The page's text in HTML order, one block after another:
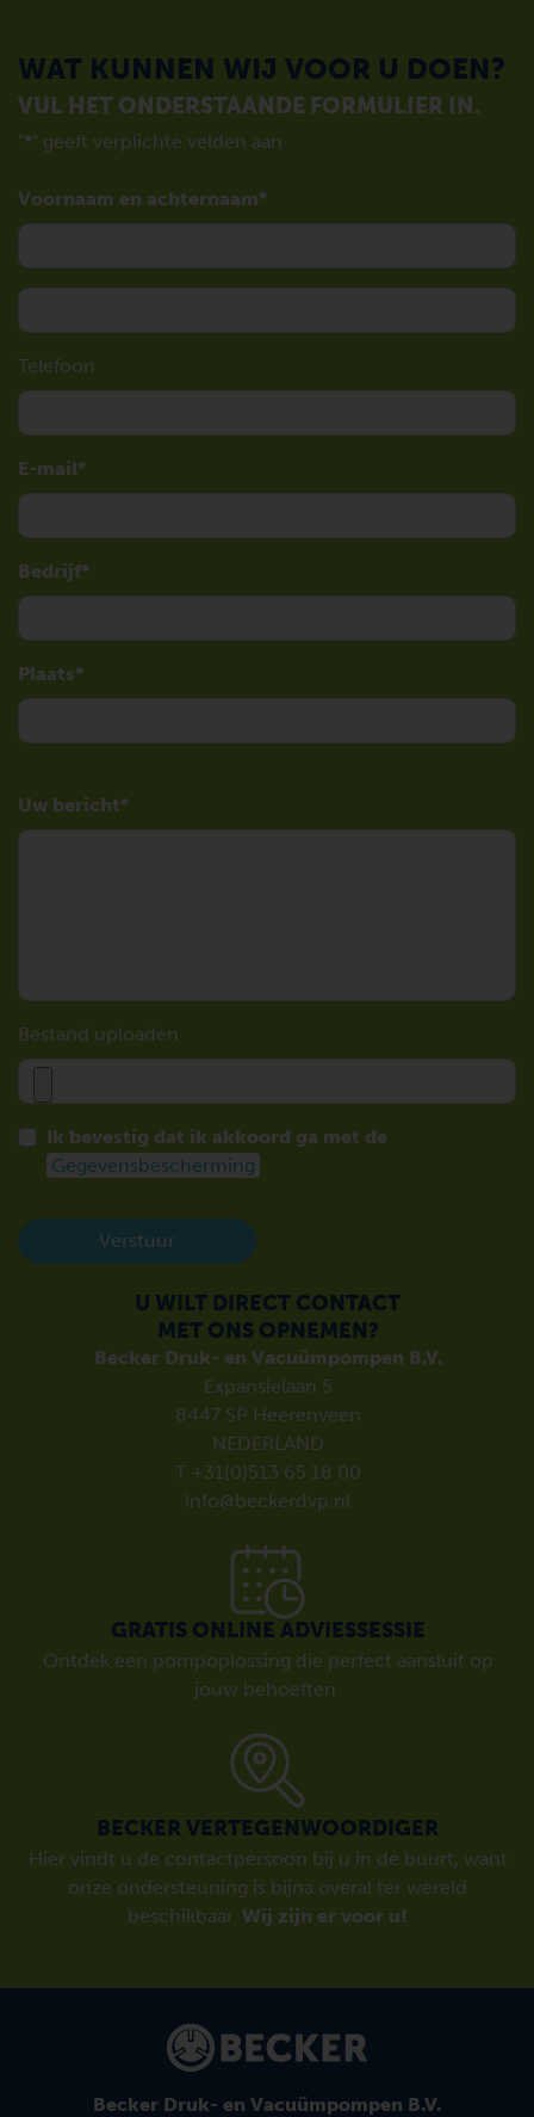
WAT KUNNEN WIJ VOOR U DOEN?
VUL HET ONDERSTAANDE FORMULIER IN.
"*" geeft verplichte velden aan
Voornaam en achternaam
Telefoon
E-mail
Bedrijf
Plaats
Uw bericht
Bestand uploaden
Ik bevestig dat ik akkoord ga met de
Gegevensbescherming
Verstuur
U WILT DIRECT CONTACT
MET ONS OPNEMEN?
Becker Druk- en Vacuümpompen B.V.
Expansielaan 5
8447 SP Heerenveen
NEDERLAND
T +31(0)513 65 18 00
info@beckerdvp.nl
GRATIS ONLINE ADVIESSESSIE
Ontdek een pompoplossing die perfect aansluit op
jouw behoeften.
BECKER VERTEGENWOORDIGER
Hier vindt u de contactpersoon bij u in de buurt, want
onze ondersteuning is bijna overal ter wereld
beschikbaar. Wij zijn er voor u!
Becker Druk- en Vacuümpompen B.V.